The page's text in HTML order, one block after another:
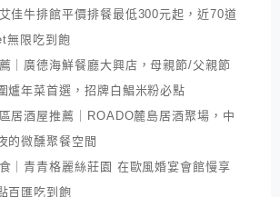
佳牛排館平價排餐最低300元起，近70道
無限吃到飽
｜廣德海鮮餐廳大興店，母親節/父親節
爐年菜首選，招牌白鯧米粉必點
居酒屋推薦｜ROADO麓島居酒聚場，中
的微醺聚餐空間
｜青青格麗絲莊園 在歐風婚宴會館慢享
百匯吃到飽